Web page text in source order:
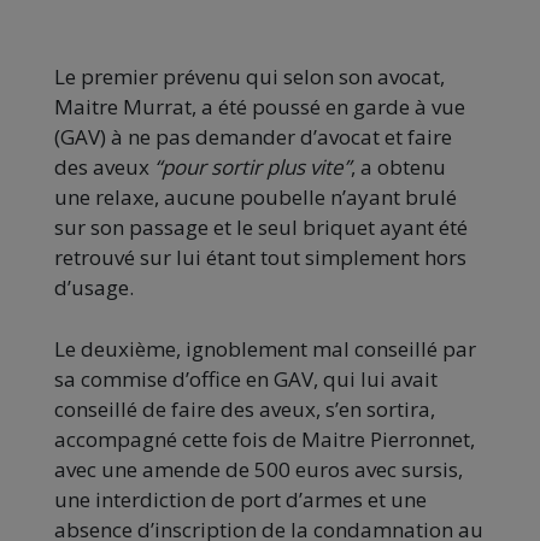
Le premier prévenu qui selon son avocat,
Maitre Murrat, a été poussé en garde à vue
(GAV) à ne pas demander d’avocat et faire
des aveux “pour sortir plus vite”, a obtenu
une relaxe, aucune poubelle n’ayant brulé
sur son passage et le seul briquet ayant été
retrouvé sur lui étant tout simplement hors
d’usage.
Le deuxième, ignoblement mal conseillé par
sa commise d’office en GAV, qui lui avait
conseillé de faire des aveux, s’en sortira,
accompagné cette fois de Maitre Pierronnet,
avec une amende de 500 euros avec sursis,
une interdiction de port d’armes et une
absence d’inscription de la condamnation au